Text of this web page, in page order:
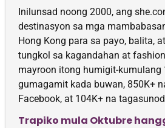
Inilunsad noong 2000, ang
destinasyon sa mga
Hong Kong para sa payo, balita,
tungkol sa kagandahan at
mayroon itong humigit-kumulang
gumagamit kada buwan, 850K+
Facebook, at 104K+ na
Trapiko mula Oktubre